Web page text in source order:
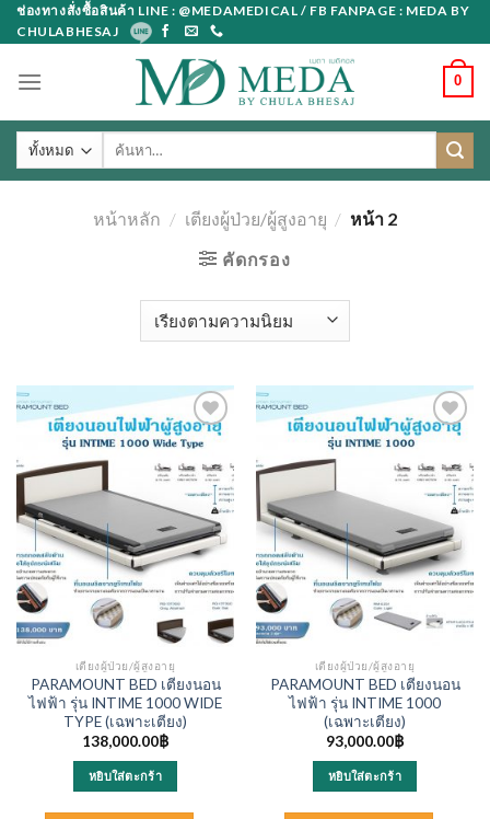
Skip
to
ช่องทางสั่งซื้อสินค้า LINE : @MEDAMEDICAL / FB FANPAGE : MEDA BY
CHULABHESAJ
0
ค้นหา:
หน้าหลัก / เตียงผู้ป่วย/ผู้สูงอายุ / หน้า 2
คัดกรอง
เตียงผู้ป่วย/ผู้สูงอายุ
PARAMOUNT BED เตียงนอน
ไฟฟ้า รุ่น INTIME 1000 WIDE
TYPE (เฉพาะเตียง)
138,000.00฿
หยิบใส่ตะกร้า
เตียงผู้ป่วย/ผู้สูงอายุ
PARAMOUNT BED เตียงนอน
ไฟฟ้า รุ่น INTIME 1000
(เฉพาะเตียง)
93,000.00฿
หยิบใส่ตะกร้า